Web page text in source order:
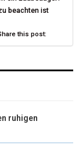
N
beachten ist
this post:
ruhigen